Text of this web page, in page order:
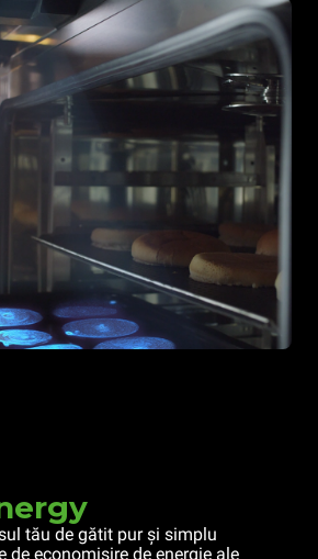
tău de gătit pur și simplu
de economisire de energie ale